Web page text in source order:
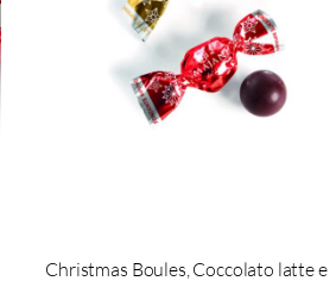
Christmas Boules, Coccolato latte e